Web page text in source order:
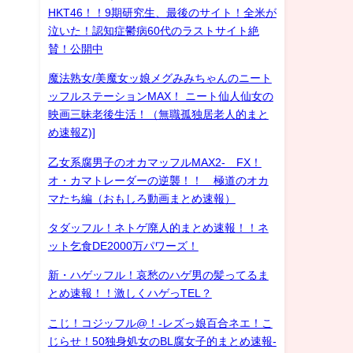
HKT46！！9期研究生、最後のサイト！全米が
泣いた！認知症鬱病60代のラストサイト絶
賛！公開中
魔法熟女/美魔女ッ娘メグみみちゃんのニート
ッフルステーションMAX！ ニート仙人仙女の
映画三昧老後生活！（無職孤独居老人的まと
め速報Z)]
乙女系腐男子のオカマッフルMAX2- FX！
オ・カマトレーダーの逆襲！！ 極道のオカ
マたち編（おもしろ動画まとめ速報）
タダッフル！ネトゲ廃人的まとめ速報！！ネ
ット乞食DE2000万パワーズ！
新・ハゲッフル！哀愁のハゲ男の髪ってるま
とめ速報！！激しくハゲっTEL？
こじ！コジッフル@！-レズっ娘百合ネエ！こ
じらせ！50独身処女のBL腐女子的まとめ速報-